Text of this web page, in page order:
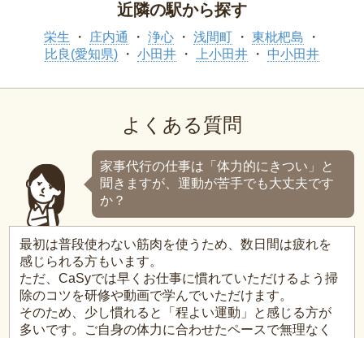
近隣の駅から探す
栄生 庄内通 浄心 浅間町
東枇杷島
比良(愛知県)
小田井 上小田井 中小田井
よくある質問
家事代行の仕事は「体力的にきつい」と
聞きますが、運動が苦手でも大丈夫です
か？
最初は普段使わない筋肉を使うため、数日間は疲れを
感じられる方もいます。
ただ、CaSyでは早くお仕事に慣れていただけるよう掃
除のコツを研修や動画で学んでいただけます。
そのため、少し慣れると「程よい運動」と感じる方が
多いです。ご自身の体力に合わせたペースで無理なく